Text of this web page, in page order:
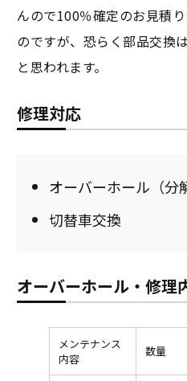
んので100％確定のお見積
のですが、恐らく部品交換
と思われます。
修理対応
オーバーホール（分
切替車交換
オーバーホール・修理
メンテナンス
内容
数量